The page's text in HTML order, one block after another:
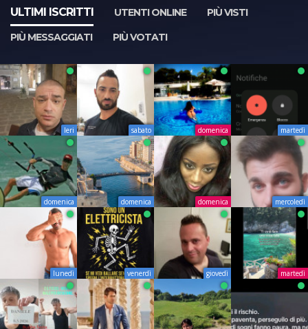
ULTIMI ISCRITTI UTENTI ONLINE
PIÙ VISTI
PIÙ MESSAGGIATI
PIÙ VOTATI
Ieri sabato domenica martedì
domenica domenica domenica mercoledì
lunedì venerdì giovedì martedì